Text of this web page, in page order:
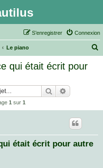
Connexion
S’enregistrer
Le piano
qui était écrit pour
Rechercher
1 sur 1
était écrit pour autre